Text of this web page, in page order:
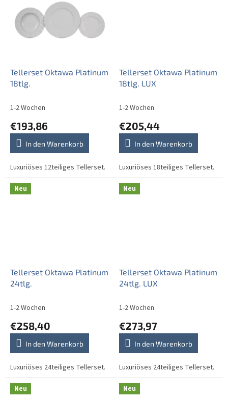
Tellerset Oktawa Platinum
18tlg.
1-2 Wochen
€193,86
In den Warenkorb
Luxuriöses 12teiliges Tellerset.
Tellerset Oktawa Platinum
18tlg. LUX
1-2 Wochen
€205,44
In den Warenkorb
Luxuriöses 18teiliges Tellerset.
Neu
Tellerset Oktawa Platinum
24tlg.
1-2 Wochen
€258,40
In den Warenkorb
Luxuriöses 24teiliges Tellerset.
Neu
Tellerset Oktawa Platinum
24tlg. LUX
1-2 Wochen
€273,97
In den Warenkorb
Luxuriöses 24teiliges Tellerset.
Neu Neu